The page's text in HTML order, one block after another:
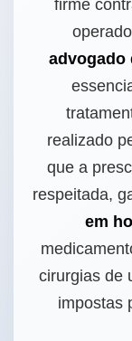
firme
advogado
realizado
que a
respeitada,
em
cirurgias de
impostas